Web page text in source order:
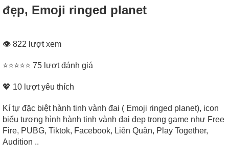
đẹp, Emoji ringed planet
👁 822 lượt xem
⭐⭐⭐⭐⭐ 75 lượt đánh giá
💖 10 lượt yêu thích
Kí tự đặc biệt hành tinh vành đai ( Emoji ringed planet), icon
biểu tượng hình hành tinh vành đai đẹp trong game như Free
Fire, PUBG, Tiktok, Facebook, Liên Quân, Play Together,
Audition ..